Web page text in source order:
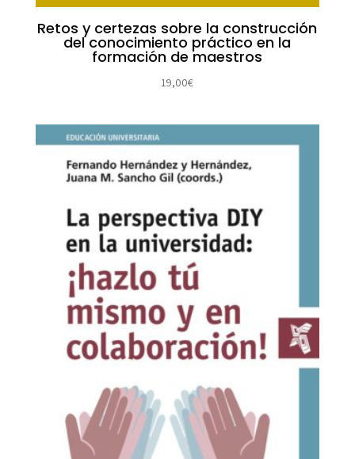
Retos y certezas sobre la construcción
del conocimiento práctico en la
formación de maestros
19,00€